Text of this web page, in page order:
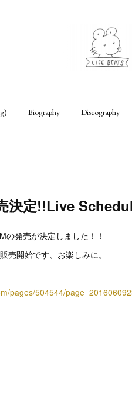
Biography Discography
決定!!Live
の発売が決定しました！！
売開始です、お楽しみに。
pages/504544/